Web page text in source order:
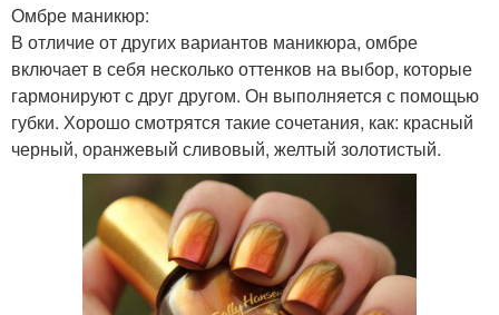
Омбре маникюр:
В отличие от других вариантов маникюра, омбре
включает в себя несколько оттенков на выбор, которые
гармонируют с друг другом. Он выполняется с помощью
губки. Хорошо смотрятся такие сочетания, как: красный
черный, оранжевый сливовый, желтый золотистый.